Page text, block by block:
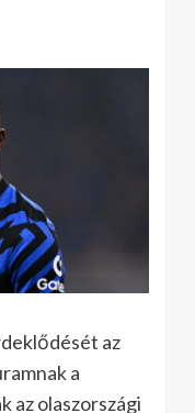
az
a
az olaszországi